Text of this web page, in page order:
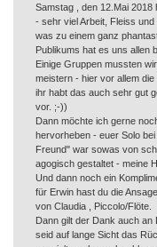
Samstag , den 12.Mai
- sehr viel Arbeit, Fleiss
was zu einem ganz
Publikums hat es uns allen
Einige Gruppen mussten
meistern - hier vor allem
ihr habt das auch sehr gut
vor. ;-))
Dann möchte ich gerne
hervorheben - euer Solo
Freund" war sowas von
agogisch gestaltet - meine
Und dann noch ein
für Erwin hast du die
von Claudia , Piccolo/Flöte.
Dann gilt der Dank auch
seid auf lange Sicht das